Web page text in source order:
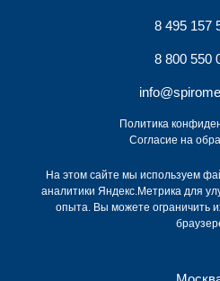
8 495 157
8 800 550
Политика
Согласие на
На этом сайте мы используем
аналитики Яндекс.Метрика для
опыта. Вы можете ограничить